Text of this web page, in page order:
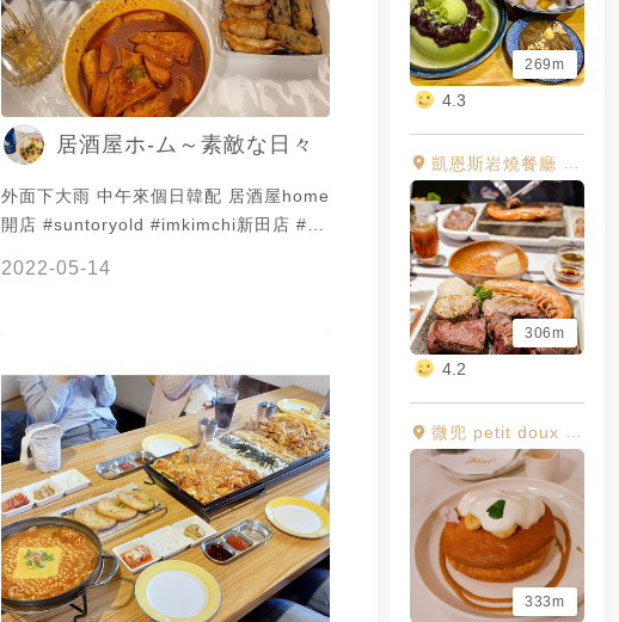
269m
4.3
凱恩斯岩燒餐廳 高雄巨蛋店
306m
4.2
微兜 petit doux Café Bistro 漢神巨蛋店
333m
居酒屋ホ-ム～素敵な日々
外面下大雨 中午來個日韓配 居酒屋home
開店 #suntoryold #imkimchi新田店 #韓
2022-05-14